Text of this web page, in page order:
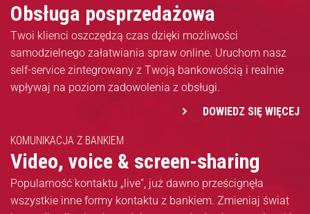
Obsługa posprzedażowa
Twoi klienci oszczędzą czas dzięki możliwości
samodzielnego załatwiania spraw online. Uruchom nasz
self-service zintegrowany z Twoją bankowością i realnie
wpływaj na poziom zadowolenia z obsługi.
DOWIEDZ SIĘ WIĘCEJ
KOMUNIKACJA Z BANKIEM
Video, voice & screen-sharing
Popularność kontaktu „live”, już dawno prześcignęła
wszystkie inne formy kontaktu z bankiem. Zmieniaj świat